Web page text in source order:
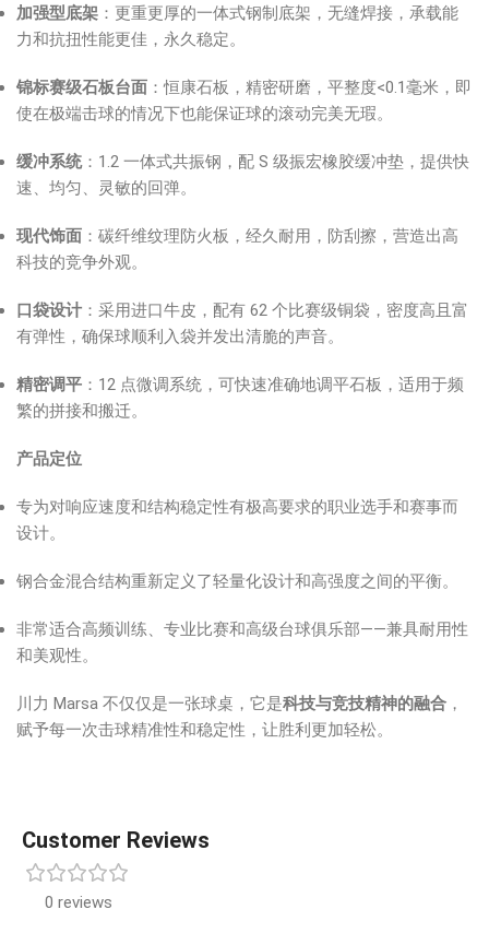
加强型底架 ：更重更厚的一体式钢制底架，无缝焊接，承载能
力和抗扭性能更佳，永久稳定。
锦标赛级石板台面 ：恒康石板，精密研磨，平整度<0.1毫米，即
使在极端击球的情况下也能保证球的滚动完美无瑕。
缓冲系统：1.2 一体式共振钢，配 S 级振宏橡胶缓冲垫，提供快
速、均匀、灵敏的回弹。
现代饰面 ：碳纤维纹理防火板，经久耐用，防刮擦，营造出高
科技的竞争外观。
口袋设计 ：采用进口牛皮，配有 62 个比赛级铜袋，密度高且富
有弹性，确保球顺利入袋并发出清脆的声音。
精密调平 ：12 点微调系统，可快速准确地调平石板，适用于频
繁的拼接和搬迁。
产品定位
专为对响应速度和结构稳定性有极高要求的职业选手和赛事而
设计。
钢合金混合结构重新定义了轻量化设计和高强度之间的平衡。
非常适合高频训练、专业比赛和高级台球俱乐部——兼具耐用性
和美观性。
川力 Marsa 不仅仅是一张球桌，它是科技与竞技精神的融合 ，
赋予每一次击球精准性和稳定性，让胜利更加轻松。
Customer Reviews
0 reviews